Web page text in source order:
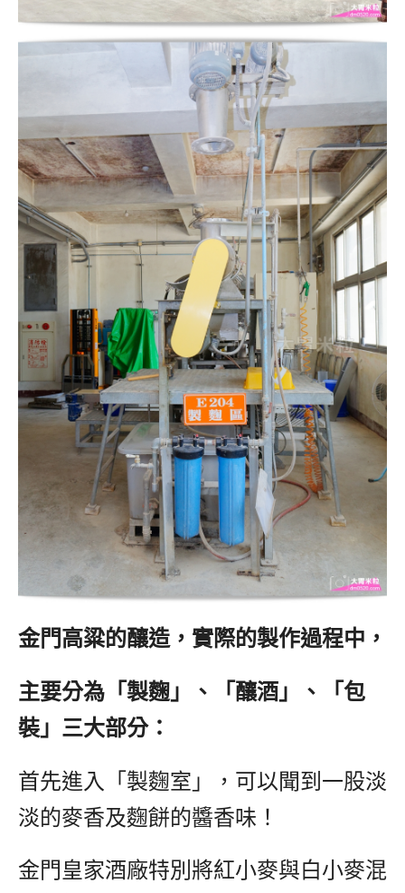
金門高粱的釀造，實際的製作過程中，
主要分為「製麴」、「釀酒」、「包
裝」三大部分：
首先進入「製麴室」，可以聞到一股淡
淡的麥香及麴餅的醬香味！
金門皇家酒廠特別將紅小麥與白小麥混